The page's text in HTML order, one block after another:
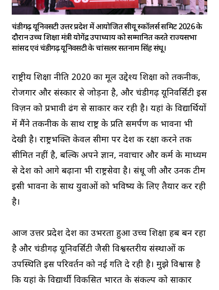
चंडीगढ़ यूनिवर्सिटी उत्तर प्रदेश में आयोजित सीयू स्कॉलर्स समिट 2026 के
दौरान उच्च शिक्षा मंत्री योगेंद्र उपाध्याय को सम्मानित करते राज्यसभा
सांसद एवं चंडीगढ़ यूनिवर्सिटी के चांसलर सतनाम सिंह संधू।
राष्ट्रीय शिक्षा नीति 2020 का मूल उद्देश्य शिक्षा को तकनीक,
रोजगार और संस्कार से जोड़ना है, और चंडीगढ़ यूनिवर्सिटी इस
विज़न को प्रभावी ढंग से साकार कर रही है। यहां के विद्यार्थियों
में मैंने तकनीक के साथ राष्ट्र के प्रति समर्पण की भावना भी
देखी है। राष्ट्रभक्ति केवल सीमा पर देश की रक्षा करने तक
सीमित नहीं है, बल्कि अपने ज्ञान, नवाचार और कर्म के माध्यम
से देश को आगे बढ़ाना भी राष्ट्रसेवा है। संधू जी और उनकी टीम
इसी भावना के साथ युवाओं को भविष्य के लिए तैयार कर रही
है।
आज उत्तर प्रदेश देश का उभरता हुआ उच्च शिक्षा हब बन रहा
है और चंडीगढ़ यूनिवर्सिटी जैसी विश्वस्तरीय संस्थाओं की
उपस्थिति इस परिवर्तन को नई गति दे रही है। मुझे विश्वास है
कि यहां के विद्यार्थी विकसित भारत के संकल्प को साकार